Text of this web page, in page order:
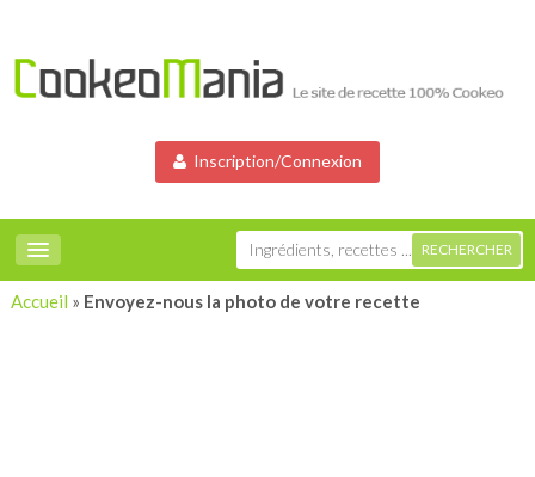
Inscription/Connexion
Accueil » Envoyez-nous la photo de votre recette